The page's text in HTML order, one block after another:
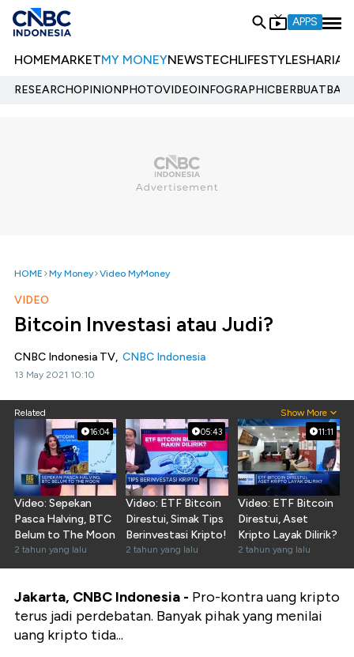
APPS
HOMEMARKETMY MONEYNEWSTECHLIFESTYLESHARIA
RESEARCHOPINIONPHOTOVIDEOINFOGRAPHIC
HOME My Money Video MyMoney
VIDEO
Bitcoin Investasi atau Judi?
CNBC Indonesia TV, CNBC Indonesia
13 May 2021 10:10
Related Show More
16:04
Video: Sepekan
Pasca Halving, BTC
Belum to The Moon
2 tahun yang lalu
05:43
Video: ETF Bitcoin
Direstui, Simak Tips
Berinvestasi Kripto!
2 tahun yang lalu
11:11
Video: ETF Bitcoin
Direstui, Aset
Kripto Layak Dilirik?
2 tahun yang lalu
Jakarta, CNBC Indonesia - Pro-kontra uang kripto
terus jadi perdebatan. Banyak pihak yang menilai
uang kripto tida...